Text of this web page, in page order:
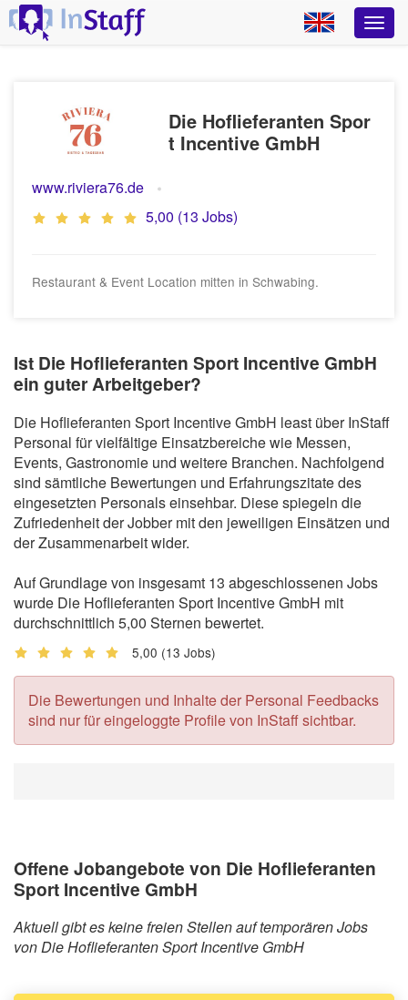
Die Hoflieferanten Spor
t Incentive GmbH
www.riviera76.de
5,00 (13 Jobs)
Restaurant & Event Location mitten in Schwabing.
Ist Die Hoflieferanten Sport Incentive GmbH
ein guter Arbeitgeber?
Die Hoflieferanten Sport Incentive GmbH least über InStaff
Personal für vielfältige Einsatzbereiche wie Messen,
Events, Gastronomie und weitere Branchen. Nachfolgend
sind sämtliche Bewertungen und Erfahrungszitate des
eingesetzten Personals einsehbar. Diese spiegeln die
Zufriedenheit der Jobber mit den jeweiligen Einsätzen und
der Zusammenarbeit wider.
Auf Grundlage von insgesamt 13 abgeschlossenen Jobs
wurde Die Hoflieferanten Sport Incentive GmbH mit
durchschnittlich 5,00 Sternen bewertet.
5,00 (13 Jobs)
Die Bewertungen und Inhalte der Personal Feedbacks
sind nur für eingeloggte Profile von InStaff sichtbar.
Offene Jobangebote von Die Hoflieferanten
Sport Incentive GmbH
Aktuell gibt es keine freien Stellen auf temporären Jobs
von Die Hoflieferanten Sport Incentive GmbH